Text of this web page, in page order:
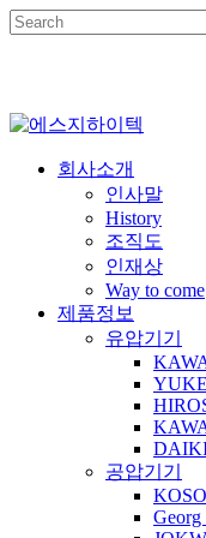
Skip
to
Menu
회사소개
인사말
History
조직도
인재상
Way to come
제품정보
유압기기
공압기기
KOSO
Georg